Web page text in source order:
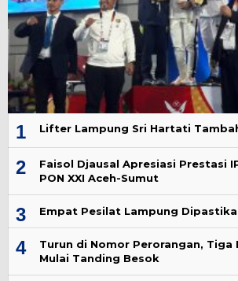
1 Lifter Lampung Sri Hartati
2
Faisol Djausal Apresiasi Prestasi
PON XXI Aceh-Sumut
3 Empat Pesilat Lampung
4
Turun di Nomor Perorangan, Tiga
Mulai Tanding Besok